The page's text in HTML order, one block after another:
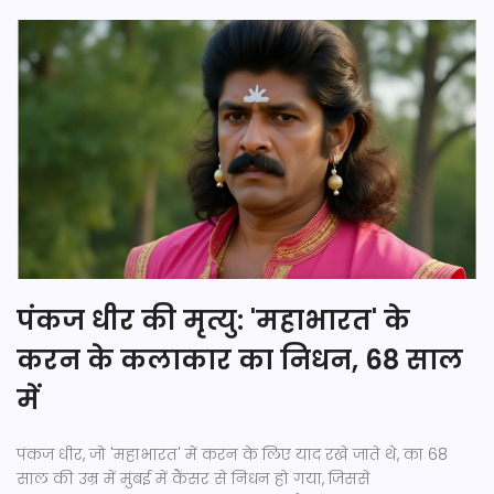
पंकज धीर की मृत्यु: 'महाभारत' के
करन के कलाकार का निधन, 68 साल
में
पंकज धीर, जो 'महाभारत' में करन के लिए याद रखे जाते थे, का 68
साल की उम्र में मुंबई में कैंसर से निधन हो गया, जिससे